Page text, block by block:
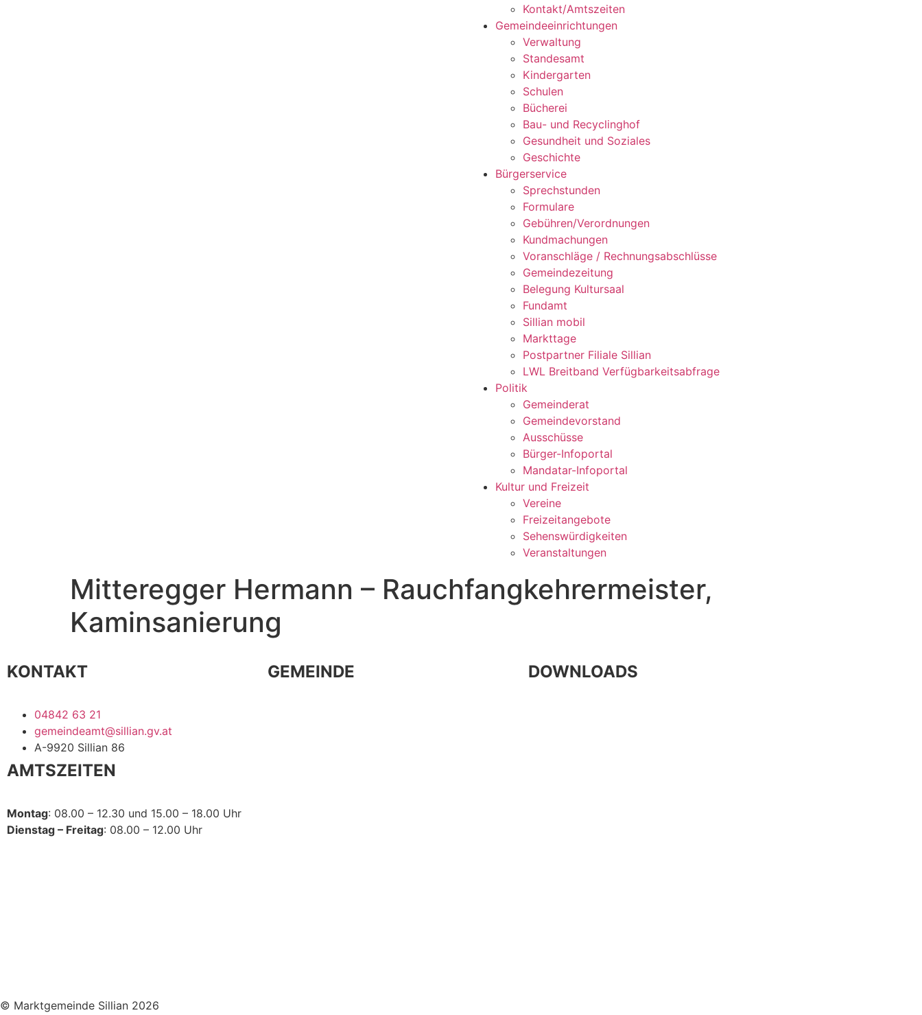
Kontakt/Amtszeiten
Gemeindeeinrichtungen
Verwaltung
Standesamt
Kindergarten
Schulen
Bücherei
Bau- und Recyclinghof
Gesundheit und Soziales
Geschichte
Bürgerservice
Sprechstunden
Formulare
Gebühren/Verordnungen
Kundmachungen
Voranschläge / Rechnungsabschlüsse
Gemeindezeitung
Belegung Kultursaal
Fundamt
Sillian mobil
Markttage
Postpartner Filiale Sillian
LWL Breitband Verfügbarkeitsabfrage
Politik
Gemeinderat
Gemeindevorstand
Ausschüsse
Bürger-Infoportal
Mandatar-Infoportal
Kultur und Freizeit
Vereine
Freizeitangebote
Sehenswürdigkeiten
Veranstaltungen
Mitteregger Hermann – Rauchfangkehrermeister,
Kaminsanierung
KONTAKT
04842 63 21
gemeindeamt@sillian.gv.at
A-9920 Sillian 86
AMTSZEITEN
Montag: 08.00 – 12.30 und 15.00 – 18.00 Uhr
Dienstag – Freitag: 08.00 – 12.00 Uhr
GEMEINDE DOWNLOADS
© Marktgemeinde Sillian 2026